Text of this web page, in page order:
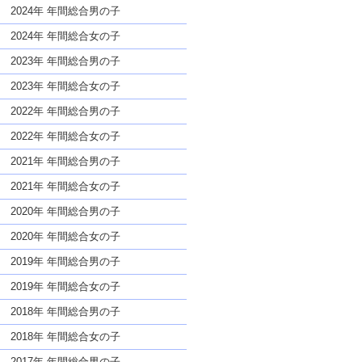
名前であっても奇抜すぎない
2024年 年間総合男の子
2024年 年間総合女の子
2023年 年間総合男の子
2023年 年間総合女の子
2022年 年間総合男の子
2022年 年間総合女の子
2021年 年間総合男の子
2021年 年間総合女の子
2020年 年間総合男の子
2020年 年間総合女の子
2019年 年間総合男の子
2019年 年間総合女の子
2018年 年間総合男の子
2018年 年間総合女の子